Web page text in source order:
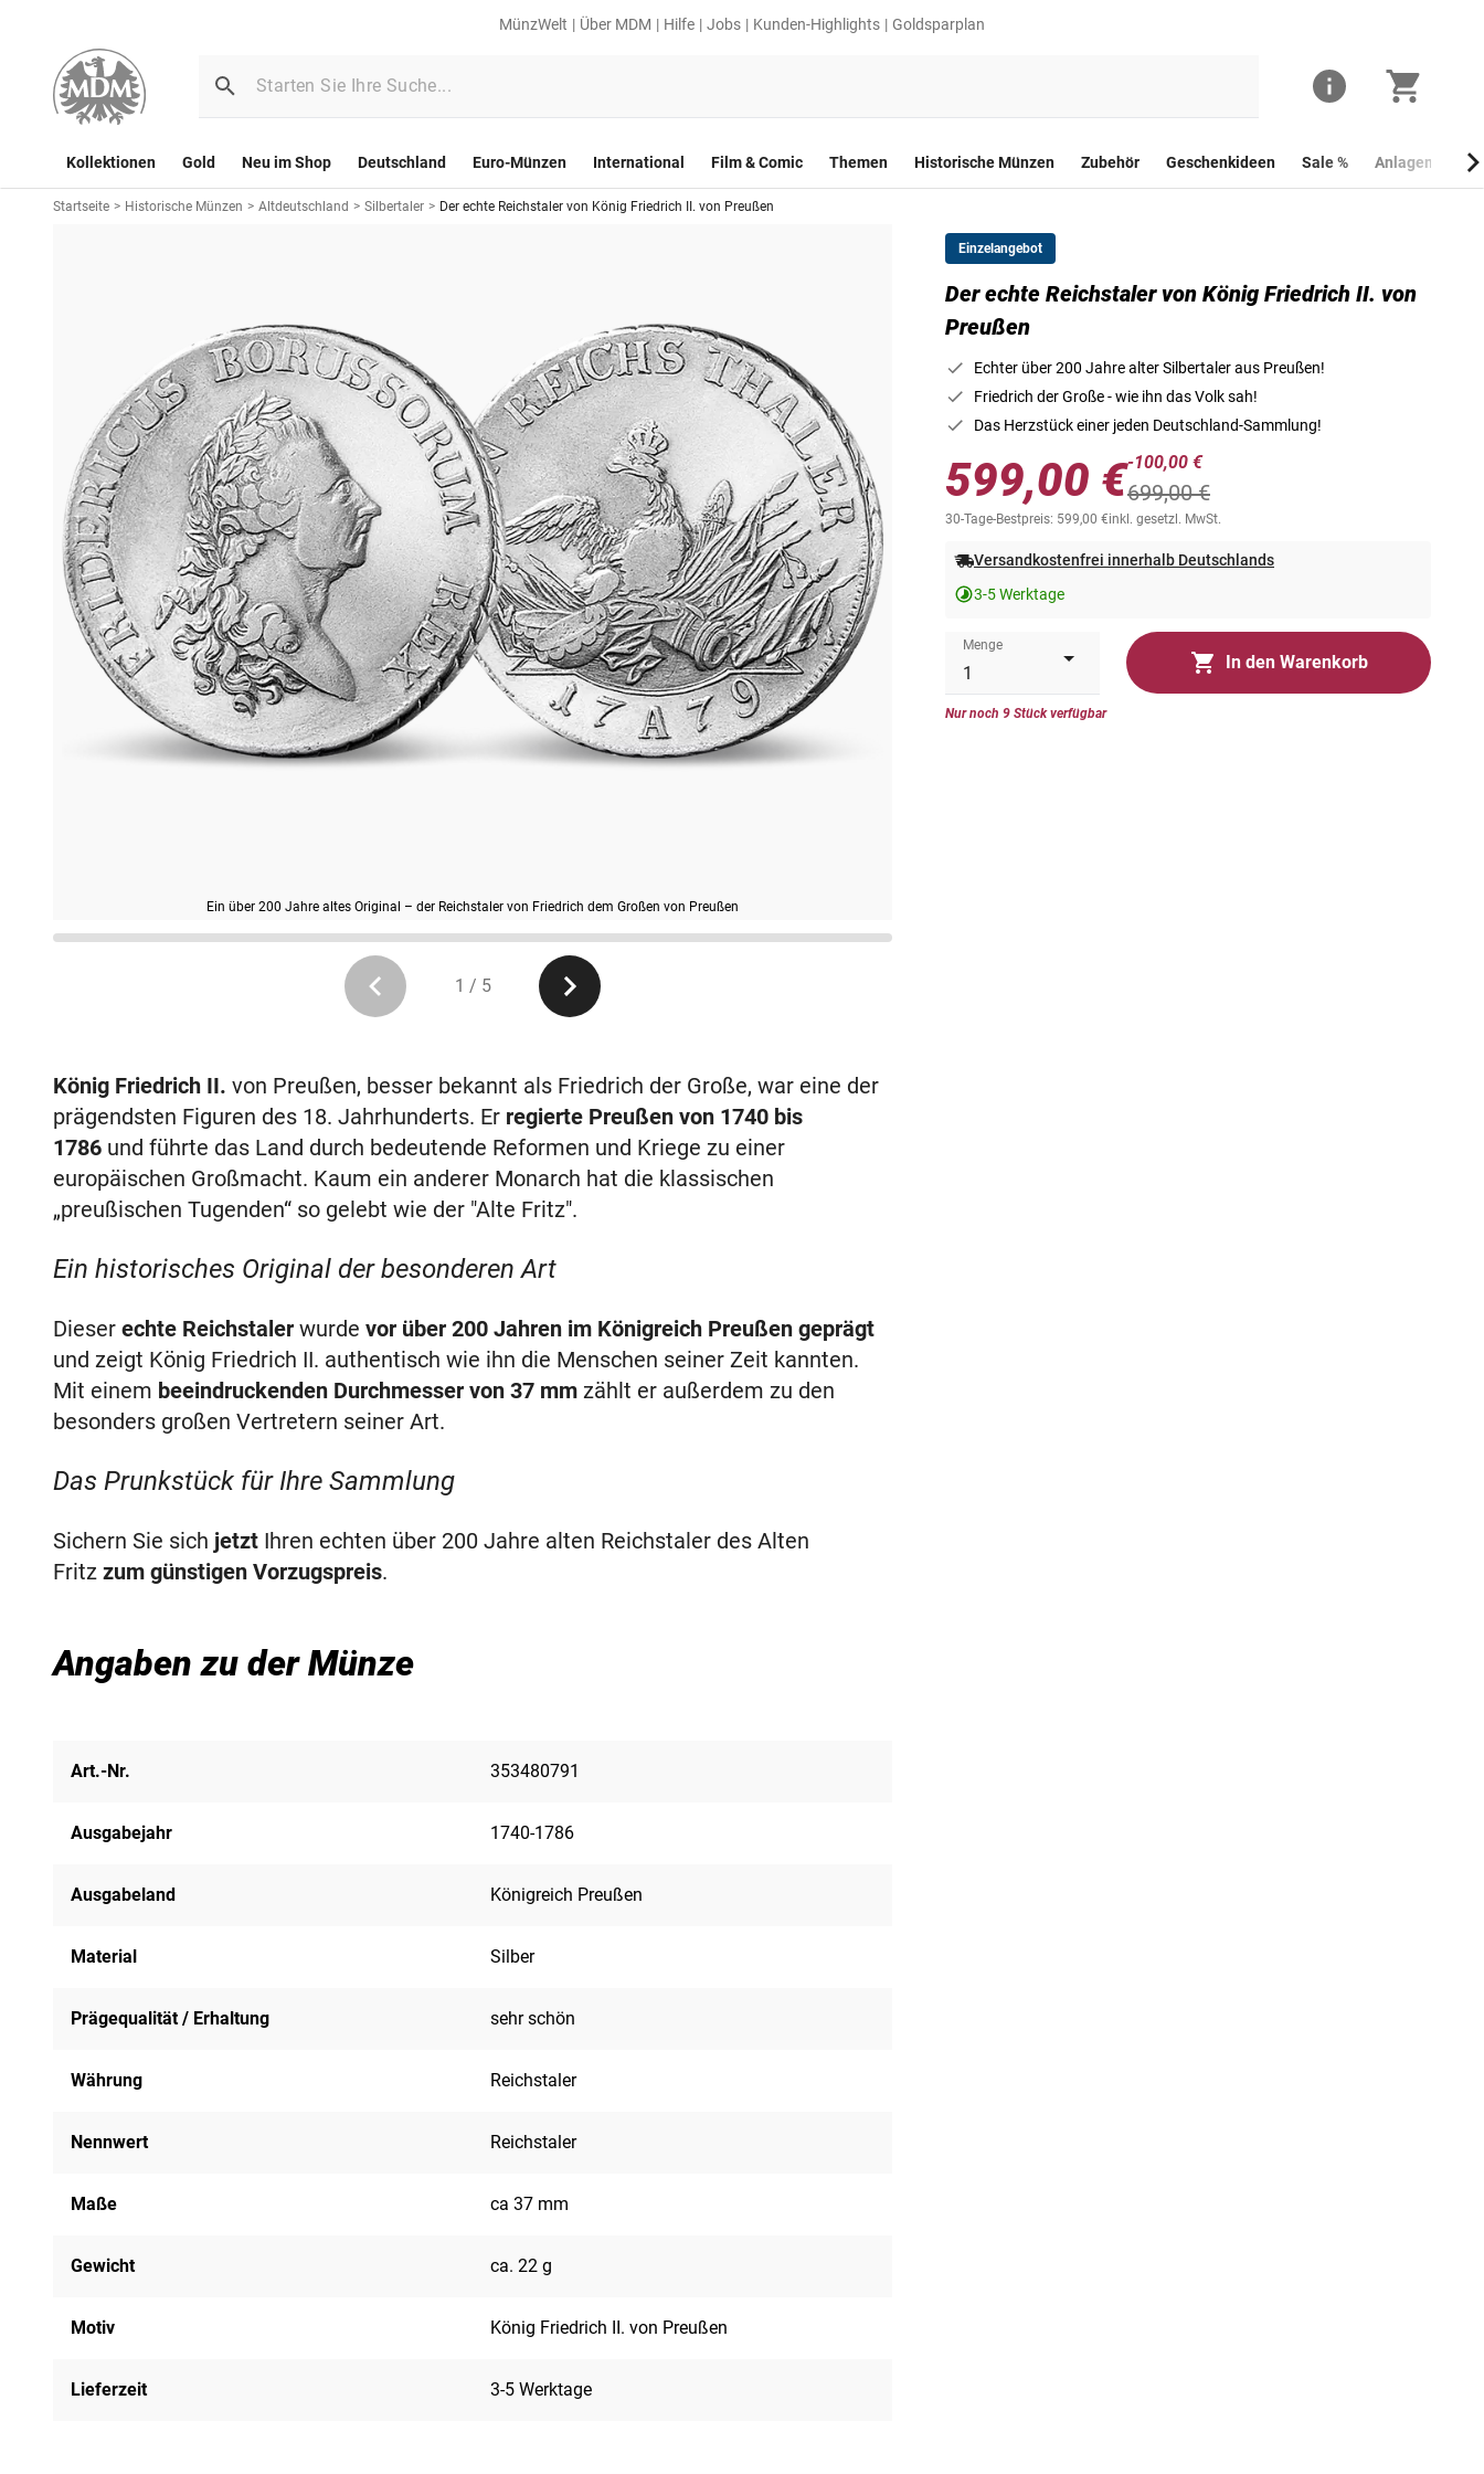
MünzWelt Über MDM Hilfe Jobs Kunden-Highlights Goldsparplan
Kollektionen Gold Neu im Shop Deutschland Euro-Münzen International Film & Comic Themen Historische Münzen Zubehör Geschenkideen Sale % Anlagemünzen
Startseite > Historische Münzen > Altdeutschland > Silbertaler > Der echte Reichstaler von König Friedrich II. von Preußen
Ein über 200 Jahre altes Original – der Reichstaler von Friedrich dem Großen von Preußen
Vorderseite des echten Reichstalers von König Friedrich II. von
1 / 5
Einzelangebot
Der echte Reichstaler von König Friedrich II. von
Preußen
Echter über 200 Jahre alter Silbertaler aus Preußen!
Friedrich der Große - wie ihn das Volk sah!
Das Herzstück einer jeden Deutschland-Sammlung!
599,00 €-100,00 €
699,00 €
30-Tage-Bestpreis: 599,00 €inkl. gesetzl. MwSt.
Versandkostenfrei innerhalb Deutschlands
3-5 Werktage
Menge
In den Warenkorb
Nur noch 9 Stück verfügbar
König Friedrich II. von Preußen, besser bekannt als Friedrich der Große, war eine der
prägendsten Figuren des 18. Jahrhunderts. Er regierte Preußen von 1740 bis
1786 und führte das Land durch bedeutende Reformen und Kriege zu einer
europäischen Großmacht. Kaum ein anderer Monarch hat die klassischen
„preußischen Tugenden“ so gelebt wie der "Alte Fritz".
Ein historisches Original der besonderen Art
Dieser echte Reichstaler wurde vor über 200 Jahren im Königreich Preußen geprägt
und zeigt König Friedrich II. authentisch wie ihn die Menschen seiner Zeit kannten.
Mit einem beeindruckenden Durchmesser von 37 mm zählt er außerdem zu den
besonders großen Vertretern seiner Art.
Das Prunkstück für Ihre Sammlung
Sichern Sie sich jetzt Ihren echten über 200 Jahre alten Reichstaler des Alten
Fritz zum günstigen Vorzugspreis.
Angaben zu der Münze
Art.-Nr. 353480791
Ausgabejahr 1740-1786
Ausgabeland Königreich Preußen
Material Silber
Prägequalität / Erhaltung sehr schön
Währung Reichstaler
Nennwert Reichstaler
Maße ca 37 mm
Gewicht ca. 22 g
Motiv König Friedrich II. von Preußen
Lieferzeit 3-5 Werktage